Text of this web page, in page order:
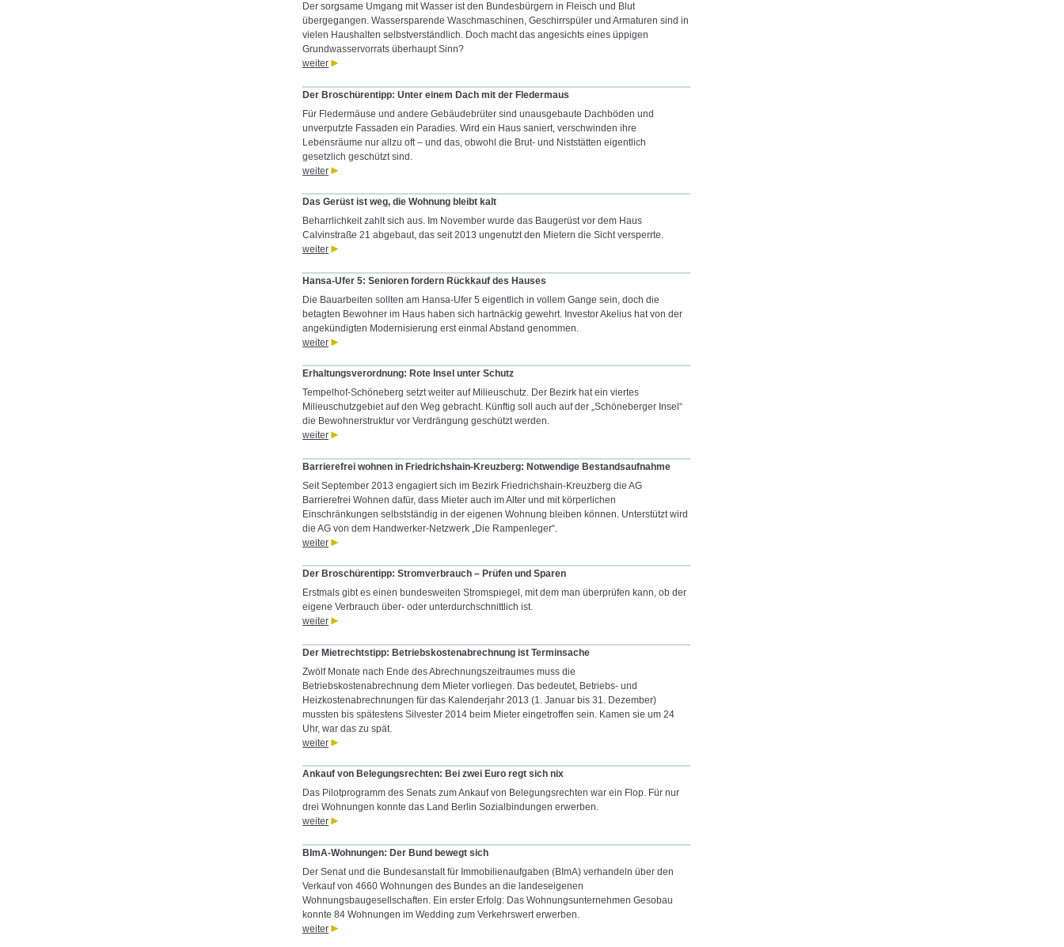
Der sorgsame Umgang mit Wasser ist den Bundesbürgern in Fleisch und Blut
übergegangen. Wassersparende Waschmaschinen, Geschirrspüler und Armaturen sind in
vielen Haushalten selbstverständlich. Doch macht das angesichts eines üppigen
Grundwasservorrats überhaupt Sinn?
weiter
Der Broschürentipp: Unter einem Dach mit der Fledermaus
Für Fledermäuse und andere Gebäudebrüter sind unausgebaute Dachböden und
unverputzte Fassaden ein Paradies. Wird ein Haus saniert, verschwinden ihre
Lebensräume nur allzu oft – und das, obwohl die Brut- und Niststätten eigentlich
gesetzlich geschützt sind.
weiter
Das Gerüst ist weg, die Wohnung bleibt kalt
Beharrlichkeit zahlt sich aus. Im November wurde das Baugerüst vor dem Haus
Calvinstraße 21 abgebaut, das seit 2013 ungenutzt den Mietern die Sicht versperrte.
weiter
Hansa-Ufer 5: Senioren fordern Rückkauf des Hauses
Die Bauarbeiten sollten am Hansa-Ufer 5 eigentlich in vollem Gange sein, doch die
betagten Bewohner im Haus haben sich hartnäckig gewehrt. Investor Akelius hat von der
angekündigten Modernisierung erst einmal Abstand genommen.
weiter
Erhaltungsverordnung: Rote Insel unter Schutz
Tempelhof-Schöneberg setzt weiter auf Milieuschutz. Der Bezirk hat ein viertes
Milieuschutzgebiet auf den Weg gebracht. Künftig soll auch auf der „Schöneberger Insel“
die Bewohnerstruktur vor Verdrängung geschützt werden.
weiter
Barrierefrei wohnen in Friedrichshain-Kreuzberg: Notwendige Bestandsaufnahme
Seit September 2013 engagiert sich im Bezirk Friedrichshain-Kreuzberg die AG
Barrierefrei Wohnen dafür, dass Mieter auch im Alter und mit körperlichen
Einschränkungen selbstständig in der eigenen Wohnung bleiben können. Unterstützt wird
die AG von dem Handwerker-Netzwerk „Die Rampenleger“.
weiter
Der Broschürentipp: Stromverbrauch – Prüfen und Sparen
Erstmals gibt es einen bundesweiten Stromspiegel, mit dem man überprüfen kann, ob der
eigene Verbrauch über- oder unterdurchschnittlich ist.
weiter
Der Mietrechtstipp: Betriebskostenabrechnung ist Terminsache
Zwölf Monate nach Ende des Abrechnungszeitraumes muss die
Betriebskostenabrechnung dem Mieter vorliegen. Das bedeutet, Betriebs- und
Heizkostenabrechnungen für das Kalenderjahr 2013 (1. Januar bis 31. Dezember)
mussten bis spätestens Silvester 2014 beim Mieter eingetroffen sein. Kamen sie um 24
Uhr, war das zu spät.
weiter
Ankauf von Belegungsrechten: Bei zwei Euro regt sich nix
Das Pilotprogramm des Senats zum Ankauf von Belegungsrechten war ein Flop. Für nur
drei Wohnungen konnte das Land Berlin Sozialbindungen erwerben.
weiter
BImA-Wohnungen: Der Bund bewegt sich
Der Senat und die Bundesanstalt für Immobilienaufgaben (BImA) verhandeln über den
Verkauf von 4660 Wohnungen des Bundes an die landeseigenen
Wohnungsbaugesellschaften. Ein erster Erfolg: Das Wohnungsunternehmen Gesobau
konnte 84 Wohnungen im Wedding zum Verkehrswert erwerben.
weiter